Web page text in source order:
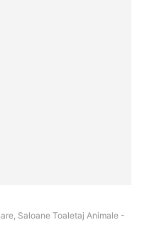
Saloane Toaletaj Animale -